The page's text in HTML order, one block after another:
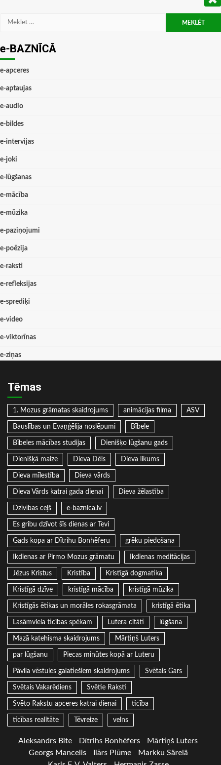
Meklēt:
e-BAZNĪCĀ
e-apceres
e-aptaujas
e-audio
e-bildes
e-intervijas
e-joki
e-lūgšanas
e-mācība
e-mūzika
e-paziņojumi
e-poēzija
e-raksti
e-refleksijas
e-sprediķi
e-video
e-viktorīnas
e-ziņas
Tēmas
1. Mozus grāmatas skaidrojums animācijas filma ASV
Bauslības un Evaņģēlija noslēpumi Bībele
Bībeles mācības studijas Dienišķo lūgšanu gads
Dienišķā maize Dieva Dēls Dieva likums
Dieva mīlestība Dieva vārds
Dieva Vārds katrai gada dienai Dieva žēlastība
Dzīvības ceļš e-baznica.lv
Es gribu dzīvot šīs dienas ar Tevi
Gads kopa ar Dītrihu Bonhēferu grēku piedošana
Ikdienas ar Pirmo Mozus grāmatu Ikdienas meditācijas
Jēzus Kristus Kristība Kristīgā dogmatika
Kristīgā dzīve kristīgā mācība kristīgā mūzika
Kristīgās ētikas un morāles rokasgrāmata kristīgā ētika
Lasāmviela ticības spēkam Lutera citāti lūgšana
Mazā katehisma skaidrojums Mārtiņš Luters
par lūgšanu Piecas minūtes kopā ar Luteru
Pāvila vēstules galatiešiem skaidrojums Svētais Gars
Svētais Vakarēdiens Svētie Raksti
Svēto Rakstu apceres katrai dienai ticība
ticības realitāte Tēvreize velns
Aleksandrs Bite Dītrihs Bonhēfers
Mārtiņš Luters
Georgs Mancelis
Ilārs Plūme
Markku Särelä